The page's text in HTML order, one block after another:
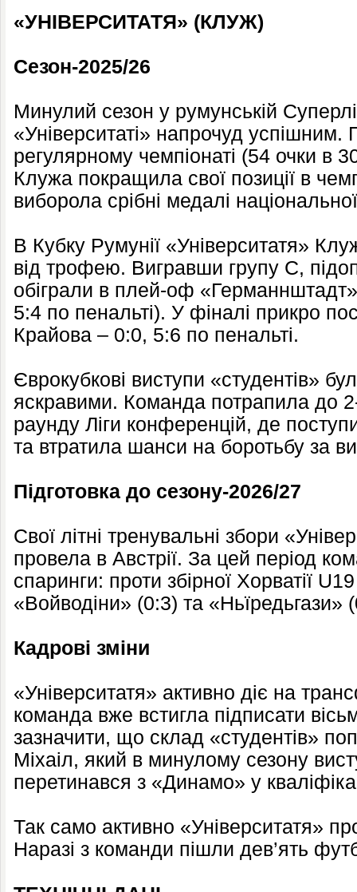
«УНІВЕРСИТАТЯ» (КЛУЖ)
Сезон-2025/26
Минулий сезон у румунській
«Університаті» напрочуд успішним.
регулярному чемпіонаті (54 очки в
Клужа покращила свої позиції в
виборола срібні медалі
В Кубку Румунії «Університатя»
від трофею. Вигравши групу C,
обіграли в плей-оф
5:4 по пенальті). У фіналі прикро
Крайова – 0:0, 5:6 по пенальті.
Єврокубкові виступи «студентів»
яскравими. Команда потрапила до 2-
раунду Ліги конференцій, де
та втратила шанси на боротьбу за
Підготовка до сезону-2026/27
Свої літні тренувальні збори
провела в Австрії. За цей період
спаринги: проти збірної Хорватії
«Войводіни» (0:3) та «Ньїредьгази»
Кадрові зміни
«Університатя» активно діє на
команда вже встигла підписати
зазначити, що склад «студентів»
Міхаіл, який в минулому сезону
перетинався з «Динамо» у
Так само активно «Університатя»
Наразі з команди пішли дев’ять